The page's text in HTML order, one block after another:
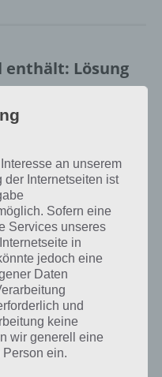
Lösung
um Filmtitel, der eine Zahl
anders ist, können wir
du über unsere
Sachverhalt die
94%
unsere
App! Dort
und
300 Level
an unserem
der Internetseiten ist
Sofern eine
Services unseres
in
jedoch eine
Daten
und
keine
wir generell eine
ein.